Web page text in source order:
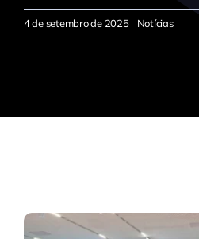
4 de setembro de 2025 Notícias